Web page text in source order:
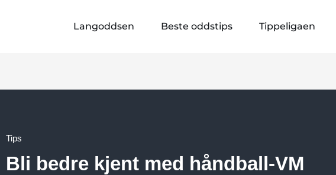
Langoddsen Beste oddstips Tippeligaen
Tips
Bli bedre kjent med håndball-VM